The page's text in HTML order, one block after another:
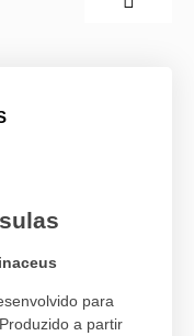
para
a partir